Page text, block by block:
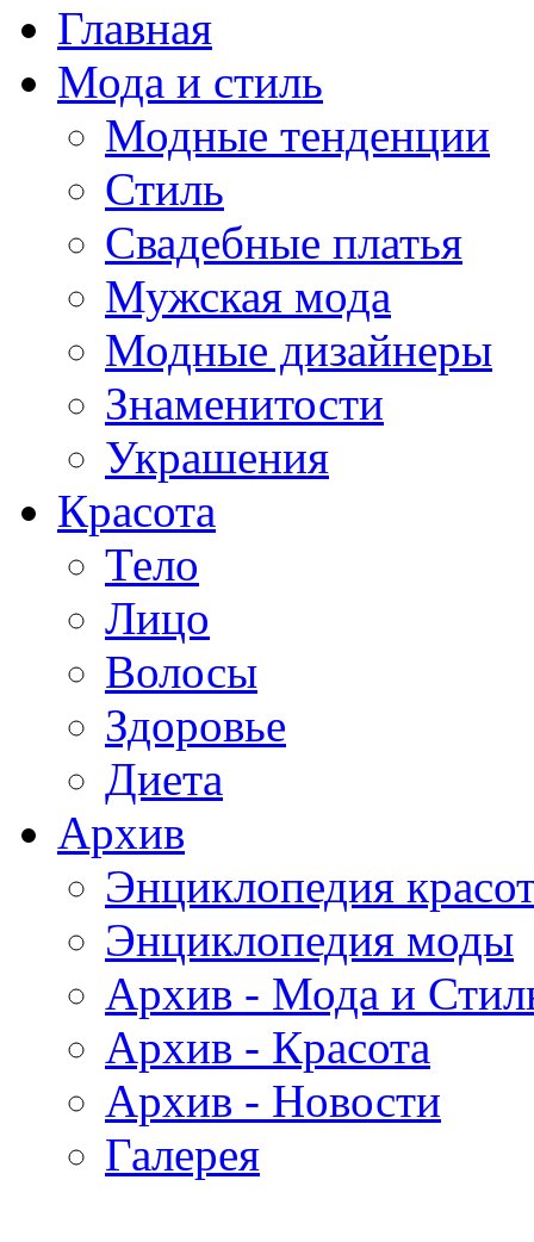
Главная
Мода и стиль
Модные тенденции
Стиль
Свадебные платья
Мужская мода
Модные дизайнеры
Знаменитости
Украшения
Красота
Тело
Лицо
Волосы
Здоровье
Диета
Архив
Энциклопедия
Энциклопедия моды
Архив - Мода и
Архив - Красота
Архив - Новости
Галерея